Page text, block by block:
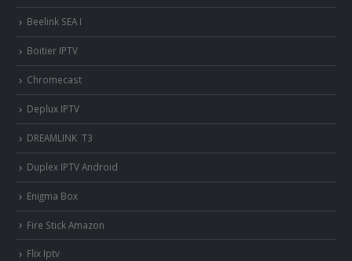
Beelink SEA I
Boitier IPTV
Chromecast
Deplux IPTV
DREAMLINK T3
Duplex IPTV Android
Enigma Box
Fire Stick Amazon
Flix Iptv